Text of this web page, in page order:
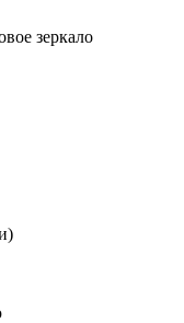
зеркало